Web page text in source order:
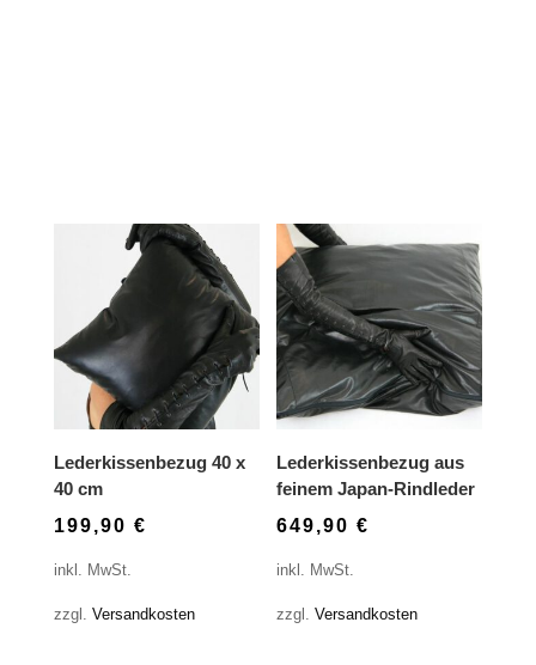
Lederkissenbezug 40 x
40 cm
199,90 €
inkl. MwSt.
zzgl. Versandkosten
Lederkissenbezug aus
feinem Japan-Rindleder
649,90€
inkl. MwSt.
zzgl.Versandkosten